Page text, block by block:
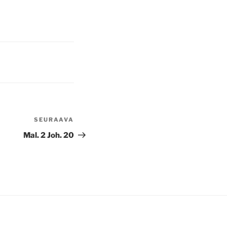
artikkeli
SEURAAVA
Mal. 2 Joh. 20